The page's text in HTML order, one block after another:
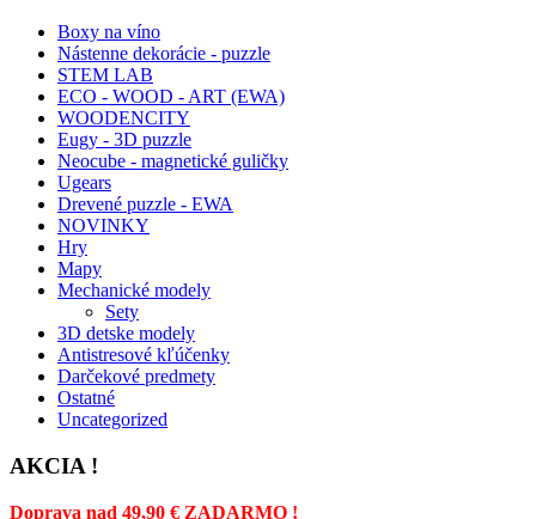
Boxy na víno
Nástenne dekorácie - puzzle
STEM LAB
ECO - WOOD - ART (EWA)
WOODENCITY
Eugy - 3D puzzle
Neocube - magnetické guličky
Ugears
Drevené puzzle - EWA
NOVINKY
Hry
Mapy
Mechanické modely
Sety
3D detske modely
Antistresové kľúčenky
Darčekové predmety
Ostatné
Uncategorized
AKCIA !
Doprava nad 49,90 € ZADARMO !